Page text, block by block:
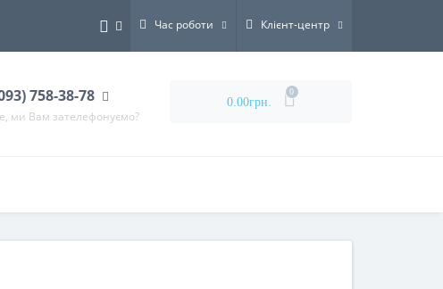
Час роботи Клієнт-центр
758-38-78
ми Вам зателефонуємо?
0.00грн.
0